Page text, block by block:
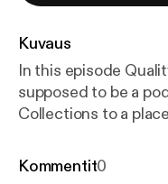
Kuvaus
In this episode
supposed to be a
Collections to a
of the worst audio
Kommentit0